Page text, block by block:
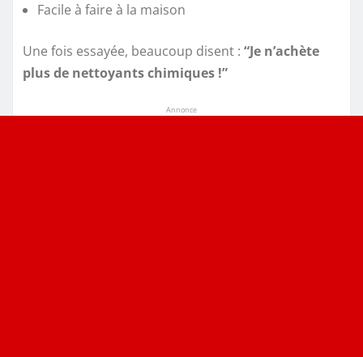
Facile à faire à la maison
Une fois essayée, beaucoup disent : “Je n’achète
plus de nettoyants chimiques !”
Annonce